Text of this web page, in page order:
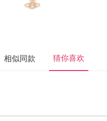
相似同款 猜你喜欢